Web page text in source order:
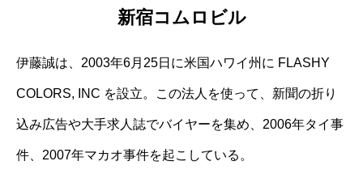
新宿コムロビル
伊藤誠は、2003年6月25日に米国ハワイ州に FLASHY
COLORS, INC を設立。この法人を使って、新聞の折り
込み広告や大手求人誌でバイヤーを集め、2006年タイ事
件、2007年マカオ事件を起こしている。